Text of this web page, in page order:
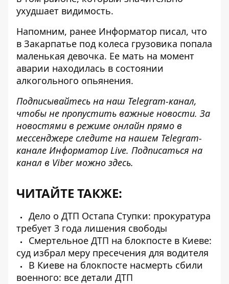
ухудшает видимость.
Напомним, ранее Информатор писал, что
в Закарпатье под колеса грузовика попала
маленькая девочка. Ее мать на момент
аварии находилась в состоянии
алкогольного опьянения.
Подписывайтесь на наш Telegram-канал,
чтобы не пропустить важные новости. За
новостями в режиме онлайн прямо в
мессенджере следите на нашем Telegram-
канале Информатор Live. Подписаться на
канал в Viber можно здесь.
ЧИТАЙТЕ ТАКЖЕ:
Дело о ДТП Остапа Ступки: прокуратура
требует 3 года лишения свободы
Смертельное ДТП на блокпосте в Киеве:
суд избрал меру пресечения для водителя
В Киеве на блокпосте насмерть сбили
военного: все детали ДТП